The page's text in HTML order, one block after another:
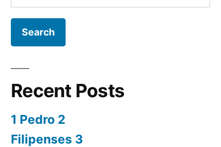
for:
Recent Posts
1 Pedro 2
Filipenses 3